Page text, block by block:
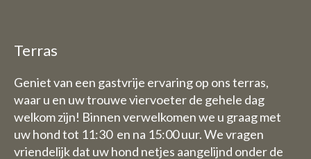
Terras
Geniet van een gastvrije ervaring op ons terras,
waar u en uw trouwe viervoeter de gehele dag
welkom zijn! Binnen verwelkomen we u graag met
uw hond tot 11:30 en na 15:00 uur. We vragen
vriendelijk dat uw hond netjes aangelijnd onder de